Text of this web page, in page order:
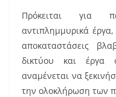
Πρόκειται για
αντιπλημμυρικά
αποκαταστάσεις
δικτύου και έργα
αναμένεται να
την ολοκλήρωση των